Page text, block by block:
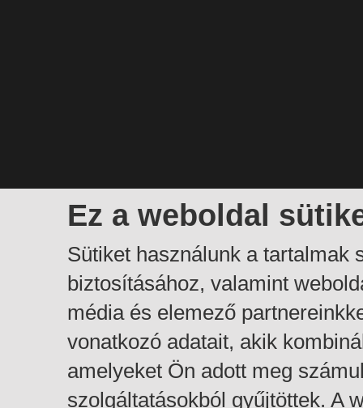
Ez a weboldal
Sütiket használunk a tartalmak
biztosításához, valamint
média és elemező
vonatkozó adatait, akik
amelyeket Ön adott meg
szolgáltatásokból gyűjtöttek. A